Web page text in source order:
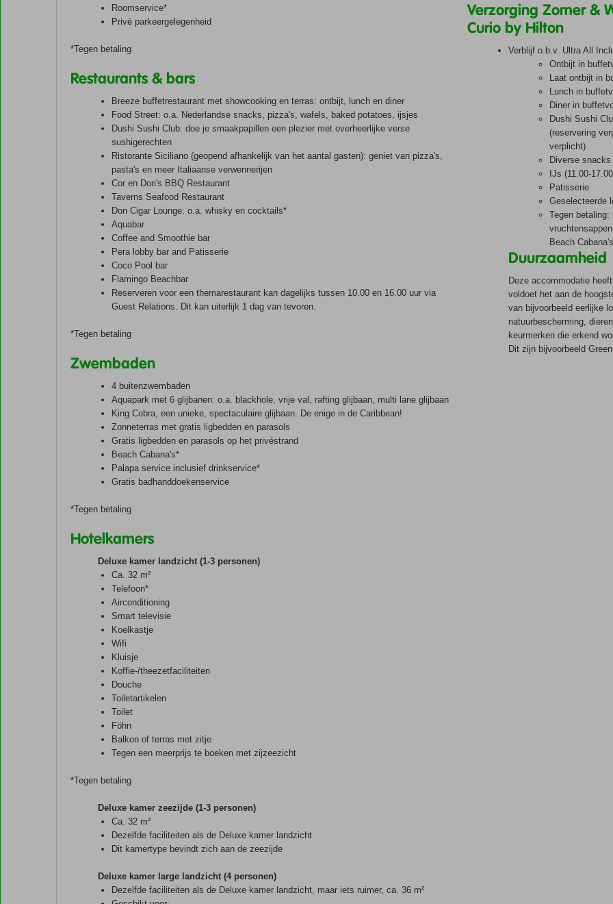
Roomservice*
Privé parkeergelegenheid
*Tegen betaling
Restaurants & bars
Breeze buffetrestaurant met showcooking en terras: ontbijt, lunch en diner
Food Street: o.a. Nederlandse snacks, pizza's, wafels, baked potatoes, ijsjes
Dushi Sushi Club: doe je smaakpapillen een plezier met overheerlijke verse
sushigerechten
Ristorante Siciliano (geopend afhankelijk van het aantal gasten): geniet van pizza's,
pasta's en meer Italiaanse verwennerijen
Cor en Don's BBQ Restaurant
Taverns Seafood Restaurant
Don Cigar Lounge: o.a. whisky en cocktails*
Aquabar
Coffee and Smoothie bar
Pera lobby bar and Patisserie
Coco Pool bar
Flamingo Beachbar
Reserveren voor een themarestaurant kan dagelijks tussen 10.00 en 16.00 uur via
Guest Relations. Dit kan uiterlijk 1 dag van tevoren.
*Tegen betaling
Zwembaden
4 buitenzwembaden
Aquapark met 6 glijbanen: o.a. blackhole, vrije val, rafting glijbaan, multi lane glijbaan
King Cobra, een unieke, spectaculaire glijbaan. De enige in de Caribbean!
Zonneterras met gratis ligbedden en parasols
Gratis ligbedden en parasols op het privéstrand
Beach Cabana's*
Palapa service inclusief drinkservice*
Gratis badhanddoekenservice
*Tegen betaling
Hotelkamers
Deluxe kamer landzicht (1-3 personen)
Ca. 32 m²
Telefoon*
Airconditioning
Smart televisie
Koelkastje
Wifi
Kluisje
Koffie-/theezetfaciliteiten
Douche
Toiletartikelen
Toilet
Föhn
Balkon of terras met zitje
Tegen een meerprijs te boeken met zijzeezicht
*Tegen betaling
Deluxe kamer zeezijde (1-3 personen)
Ca. 32 m²
Dezelfde faciliteiten als de Deluxe kamer landzicht
Dit kamertype bevindt zich aan de zeezijde
Deluxe kamer large landzicht (4 personen)
Dezelfde faciliteiten als de Deluxe kamer landzicht, maar iets ruimer, ca. 36 m²
Verzorging Zomer &
Curio by Hilton
Verblijf o.b.v. Ultra All
Ontbijt in
Laat ontbijt in
Lunch in
Diner in
Dushi Sushi
(reservering
verplicht)
Diverse snacks
IJs (11.00-
Patisserie
Geselecteerde
Tegen
Beach Cabana's
Duurzaamheid
Deze accommodatie
voldoet het aan de
van bijvoorbeeld eerlijke
natuurbescherming,
keurmerken die erkend
Dit zijn bijvoorbeeld